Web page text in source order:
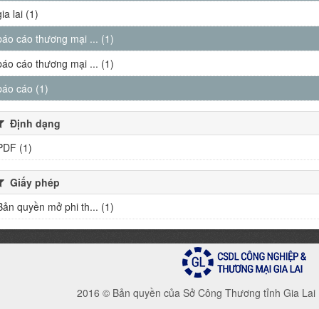
lai (1)
cáo thương mại ... (1)
cáo thương mại ... (1)
cáo (1)
Định dạng
(1)
Giấy phép
quyền mở phi th... (1)
2016 © Bản quyền của Sở Công Thương tỉnh Gia Lai